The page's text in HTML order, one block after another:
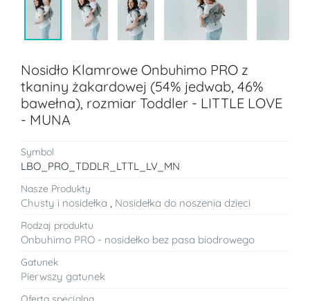
Nosidło Klamrowe Onbuhimo PRO z
tkaniny żakardowej (54% jedwab, 46%
bawełna), rozmiar Toddler - LITTLE LOVE
- MUNA
Symbol
LBO_PRO_TDDLR_LTTL_LV_MN
Nasze Produkty
Chusty i nosidełka Nosidełka do noszenia dzieci
Rodzaj produktu
Onbuhimo PRO - nosidełko bez pasa biodrowego
Gatunek
Pierwszy gatunek